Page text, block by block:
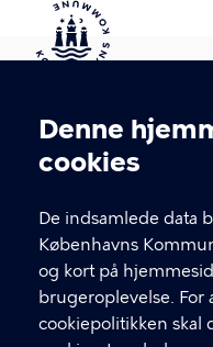
Denne
cookies
De indsamlede data
Københavns
og kort på
brugeroplevelse. For
cookiepolitikken skal
Kontakt
T
fFind andre
CVR-nummer
GENVEJE